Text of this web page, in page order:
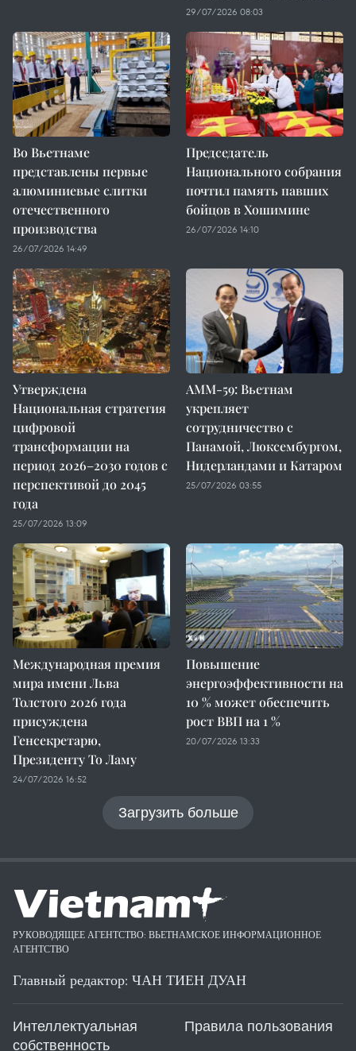
29/07/2026 08:03
Во Вьетнаме
представлены первые
алюминиевые слитки
отечественного
производства
26/07/2026 14:49
Председатель
Национального собрания
почтил память павших
бойцов в Хошимине
26/07/2026 14:10
Утверждена
Национальная стратегия
цифровой
трансформации на
период 2026–2030 годов с
перспективой до 2045
года
25/07/2026 13:09
AMM-59: Вьетнам
укрепляет
сотрудничество с
Панамой, Люксембургом,
Нидерландами и Катаром
25/07/2026 03:55
Международная премия
мира имени Льва
Толстого 2026 года
присуждена
Генсекретарю,
Президенту То Ламу
24/07/2026 16:52
Повышение
энергоэффективности на
10 % может обеспечить
рост ВВП на 1 %
20/07/2026 13:33
Загрузить больше
РУКОВОДЯЩЕЕ АГЕНТСТВО: ВЬЕТНАМСКОЕ ИНФОРМАЦИОННОЕ
АГЕНТСТВО
Главный редактор: ЧАН ТИЕН ДУАН
Интеллектуальная
собственность
Правила пользования